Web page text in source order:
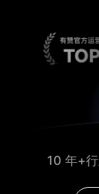
10 年+